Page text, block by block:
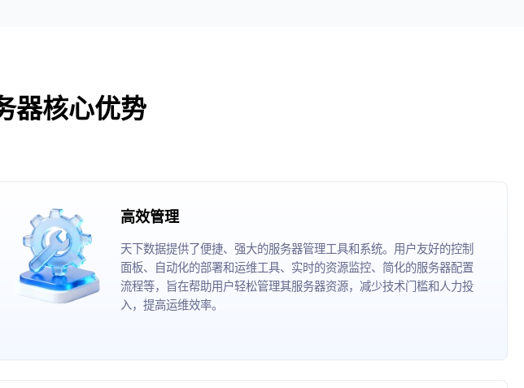
器核心优势
高效管理
天下数据提供了便捷、强大的服务器管理工具和系统。用户友好的控制
面板、自动化的部署和运维工具、实时的资源监控、简化的服务器配置
流程等，旨在帮助用户轻松管理其服务器资源，减少技术门槛和人力投
入，提高运维效率。